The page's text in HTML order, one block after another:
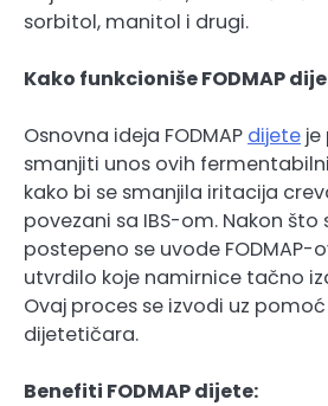
sorbitol, manitol i drugi.
Kako funkcioniše FODMAP
Osnovna ideja FODMAP dijete je
smanjiti unos ovih
kako bi se smanjila iritacija
povezani sa IBS-om. Nakon što
postepeno se uvode FODMAP-
utvrdilo koje namirnice tačno
Ovaj proces se izvodi uz
dijetetičara.
Benefiti FODMAP dijete: